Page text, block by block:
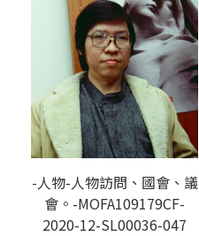
-人物-人物訪問、國會、議
會。-MOFA109179CF-
2020-12-SL00036-047